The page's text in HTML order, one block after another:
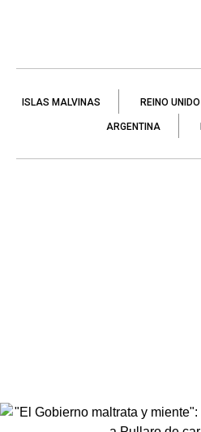
ISLAS MALVINAS REINO UNIDO
ARGENTINA